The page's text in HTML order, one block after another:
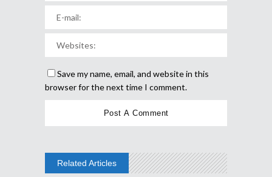
Save my name, email, and website in this
browser for the next time I comment.
Related Articles